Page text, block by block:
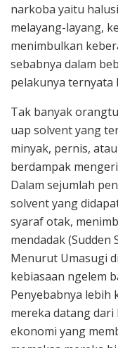
narkoba yaitu
melayang-layang,
menimbulkan
sebabnya dalam
pelakunya ternyata
Tak banyak
uap solvent yang
minyak, pernis,
berdampak
Dalam sejumlah
solvent yang
syaraf otak,
mendadak (Sudden
Menurut Umasugi
kebiasaan ngelem
Penyebabnya lebih
mereka datang
ekonomi yang